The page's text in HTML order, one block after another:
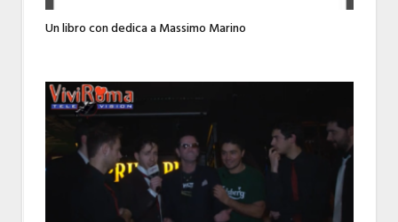
Un libro con dedica a Massimo Marino